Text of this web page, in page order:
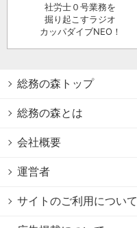
社労士０号業務を
掘り起こすラジオ
カッパダイブNEO！
総務の森トップ
総務の森とは
会社概要
運営者
サイトのご利用について